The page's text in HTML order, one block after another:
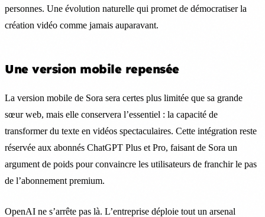
personnes. Une évolution naturelle qui promet de démocratiser la
création vidéo comme jamais auparavant.
Une version mobile repensée
La version mobile de Sora sera certes plus limitée que sa grande
sœur web, mais elle conservera l’essentiel : la capacité de
transformer du texte en vidéos spectaculaires. Cette intégration reste
réservée aux abonnés ChatGPT Plus et Pro, faisant de Sora un
argument de poids pour convaincre les utilisateurs de franchir le pas
de l’abonnement premium.
OpenAI ne s’arrête pas là. L’entreprise déploie tout un arsenal